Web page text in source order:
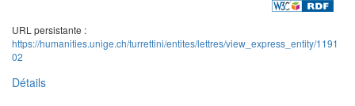
URL persistante :
https://humanities.unige.ch/turrettini/entites/lettres/view_express_entity/1191
02
Détails